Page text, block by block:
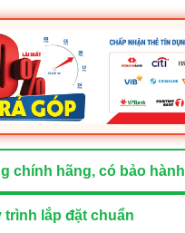
chính hãng, có bảo hành
lắp đặt chuẩn